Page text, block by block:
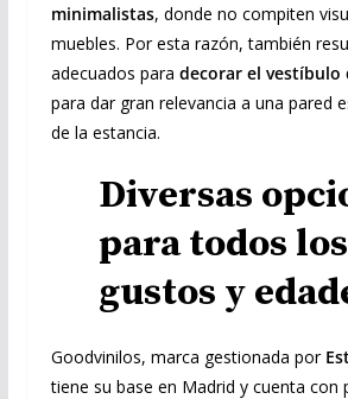
minimalistas, donde no compiten
muebles. Por esta razón, también
adecuados para decorar el vestíbulo
para dar gran relevancia a una pared
de la estancia.
Diversas
para todos los
gustos y
Goodvinilos, marca gestionada por
tiene su base en Madrid y cuenta con